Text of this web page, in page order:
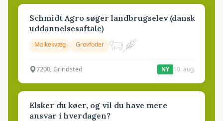
Schmidt Agro søger landbrugselev (dansk
uddannelsesaftale)
Malkekvæg Grovfoder
7200, Grindsted NY 10. aug.
Elsker du køer, og vil du have mere
ansvar i hverdagen?